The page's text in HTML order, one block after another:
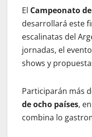
El Campeonato
desarrollará este
escalinatas del
jornadas, el
shows y
Participarán más
de ocho países,
combina lo